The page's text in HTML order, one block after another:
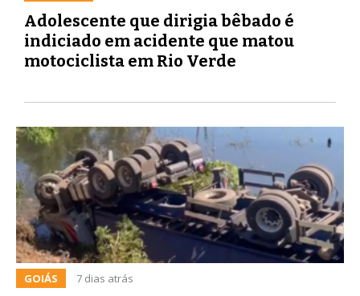
Adolescente que dirigia bêbado é
indiciado em acidente que matou
motociclista em Rio Verde
GOIÁS 7 dias atrás